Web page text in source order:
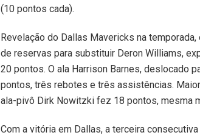
(10 pontos cada).
Revelação do Dallas Mavericks na
de reservas para substituir Deron Williams,
20 pontos. O ala Harrison Barnes, deslocado
pontos, três rebotes e três assistências.
ala-pivô Dirk Nowitzki fez 18 pontos, mesma
Com a vitória em Dallas, a terceira